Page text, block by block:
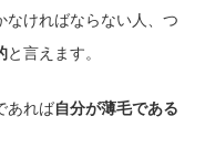
なければならない人、つ
と言えます。
あれば自分が薄毛である